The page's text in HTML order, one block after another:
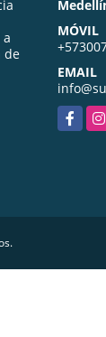
de
MÓVIL
EMAIL
Facebook